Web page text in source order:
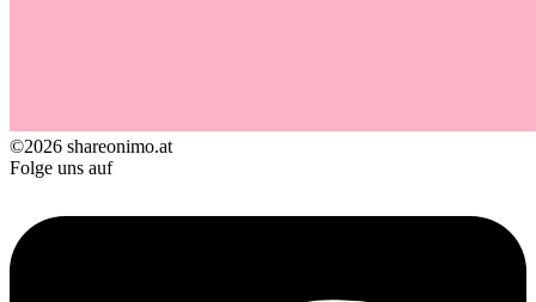
©2026 shareonimo.at
Folge uns auf